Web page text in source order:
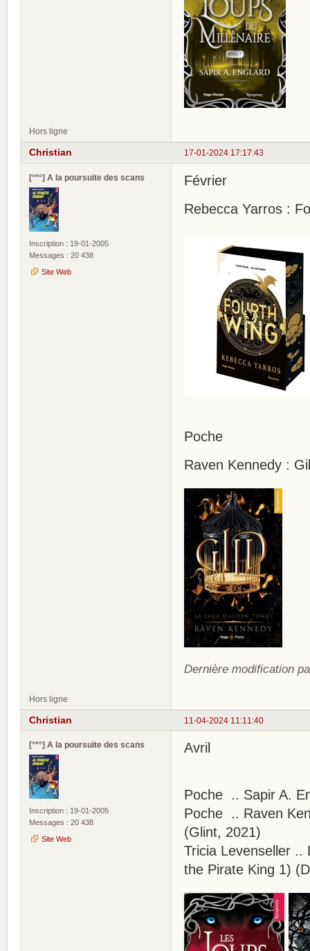
Hors ligne
17-01-2024 17:17:43
Christian
[°*°] A la poursuite des scans
Inscription : 19-01-2005
Messages : 20 438
Site Web
Février
Rebecca Yarros :
Poche
Raven Kennedy :
Dernière modification
Hors ligne
11-04-2024 11:11:40
Christian
[°*°] A la poursuite des scans
Inscription : 19-01-2005
Messages : 20 438
Site Web
Avril
Poche .. Sapir A.
Poche .. Raven
(Glint, 2021)
Tricia Levenseller ..
the Pirate King 1)